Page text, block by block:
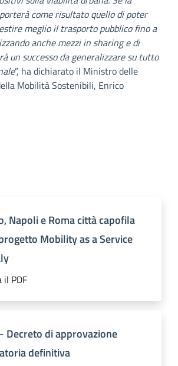
come risultato quello di poter
meglio il trasporto pubblico fino a
anche mezzi in sharing e di
un successo da generalizzare su tutto
”, ha dichiarato il Ministro delle
Mobilità Sostenibili, Enrico
Napoli e Roma città capofila
Mobility as a Service
il PDF
Decreto di approvazione
definitiva